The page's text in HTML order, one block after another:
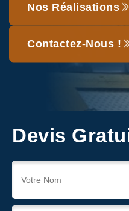
Nos Réalisations
Contactez-Nous !
Devis